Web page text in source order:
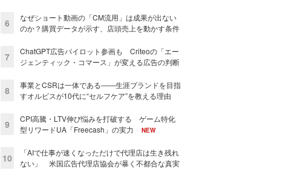
6
なぜショート動画の「CM流用」は成果が出ない
のか？購買データが示す、店頭売上を動かす条件
7
ChatGPT広告パイロット参画も Criteoの「エー
ジェンティック・コマース」が変える広告の判断
8
事業とCSRは一体である――生涯ブランドを目指
すオルビスが10代に“セルフケア”を教える理由
9
CPI高騰・LTV伸び悩みを打破する ゲーム特化
型リワードUA「Freecash」の実力
NEW
10
「AIで仕事が速くなっただけで代理店は生き残れ
ない」 米国広告代理店協会が暴く不都合な真実